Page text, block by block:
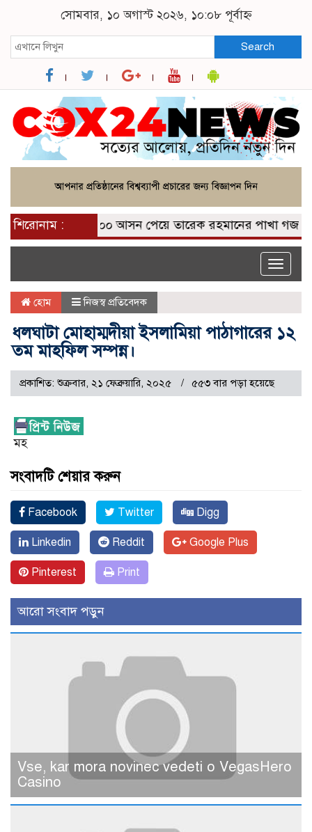
সোমবার, ১০ অগাস্ট ২০২৬, ১০:০৮ পূর্বাহ্ন
Search
শিরোনাম : ২০০ আসন পেয়ে তারেক রহমানের পাখা গজাইছে:
Toggle
হোম নিজস্ব প্রতিবেদক
ধলঘাটা মোহাম্মদীয়া ইসলামিয়া পাঠাগারের ১২
তম মাহফিল সম্পন্ন।
প্রকাশিত: শুক্রবার, ২১ ফেব্রুয়ারি, ২০২৫ ৫৫৩ বার পড়া হয়েছে
মহ
সংবাদটি শেয়ার করুন
Facebook Twitter Digg
Linkedin Reddit Google Plus
Pinterest Print
আরো সংবাদ পড়ুন
Vse, kar mora novinec vedeti o VegasHero
Casino